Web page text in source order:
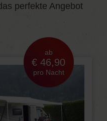
perfekte Angebot
ab
€ 46,90
pro Nacht